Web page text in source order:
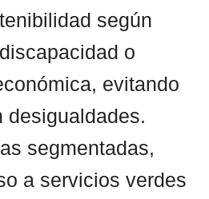
según
o
evitando
desigualdades.
segmentadas,
a servicios verdes